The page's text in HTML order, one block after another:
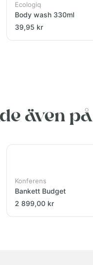
Ecologiq
Body wash 330ml
39,95 kr
även på
Konferens
Bankett Budget
2 899,00 kr